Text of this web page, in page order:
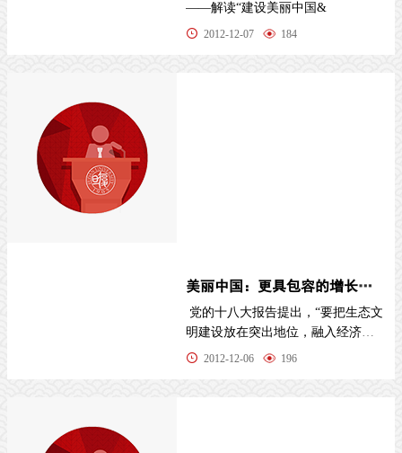
——解读“建设美丽中国&
2012-12-07 184
美丽中国：更具包容的增长之道——解读“建设美丽中国”之五
党的十八大报告提出，“要把生态文
明建设放在突出地位，融入经济建
设、政治建设、
2012-12-06 196